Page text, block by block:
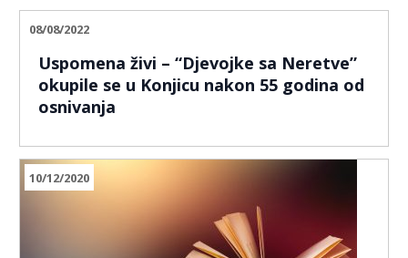
08/08/2022
Uspomena živi – “Djevojke sa Neretve”
okupile se u Konjicu nakon 55 godina od
osnivanja
10/12/2020